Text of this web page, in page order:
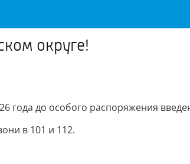
округе!
года до особого распоряжения
в 101 и 112.